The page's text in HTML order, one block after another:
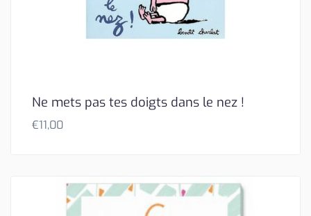
Ne mets pas tes doigts dans le nez !
€11,00